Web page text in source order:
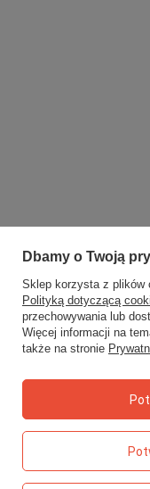
Dbamy o Twoją
Sklep korzysta z plików
Polityką dotyczącą
przechowywania lub
Więcej informacji na
także na stronie